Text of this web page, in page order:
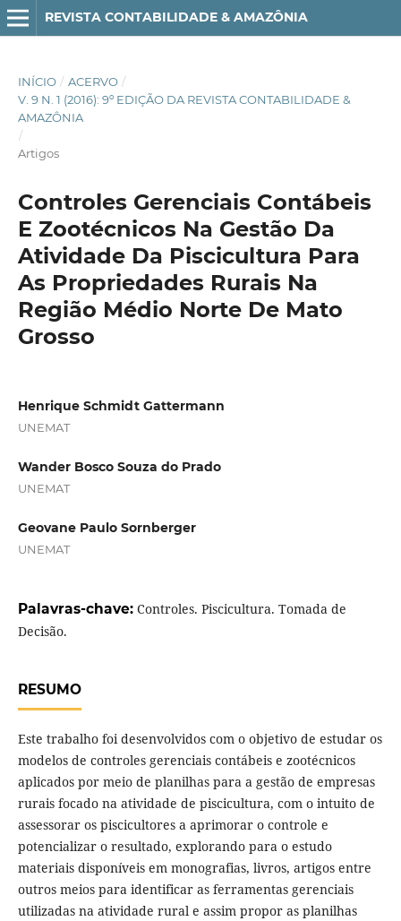
REVISTA CONTABILIDADE & AMAZÔNIA
INÍCIO / ACERVO /
V. 9 N. 1 (2016): 9º EDIÇÃO DA REVISTA CONTABILIDADE &
AMAZÔNIA
/
Artigos
Controles Gerenciais Contábeis
E Zootécnicos Na Gestão Da
Atividade Da Piscicultura Para
As Propriedades Rurais Na
Região Médio Norte De Mato
Grosso
Henrique Schmidt Gattermann
UNEMAT
Wander Bosco Souza do Prado
UNEMAT
Geovane Paulo Sornberger
UNEMAT
Palavras-chave: Controles. Piscicultura. Tomada de
Decisão.
RESUMO
Este trabalho foi desenvolvidos com o objetivo de estudar os
modelos de controles gerenciais contábeis e zootécnicos
aplicados por meio de planilhas para a gestão de empresas
rurais focado na atividade de piscicultura, com o intuito de
assessorar os piscicultores a aprimorar o controle e
potencializar o resultado, explorando para o estudo
materiais disponíveis em monografias, livros, artigos entre
outros meios para identificar as ferramentas gerenciais
utilizadas na atividade rural e assim propor as planilhas